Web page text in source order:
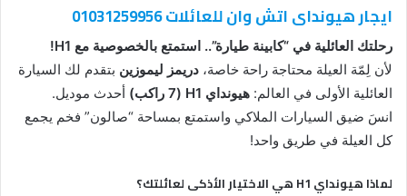
ايجار هيونداى اتش وان للعائلات 01031259956
رحلتك العائلية في “كابينة طيارة”.. استمتع بالخصوصية مع H1!
لأن لِمّة العيلة محتاجة راحة خاصة، دريمز ليموزين بتقدم لك السيارة
العائلية الأولى في العالم: هيونداي H1 (7 راكب)
أحدث موديل.
انسَ ضيق السيارات الملاكي واستمتع بمساحة “صالون” فخم يجمع
كل العيلة في طريق واحد!
لماذا هيونداي H1 هي الاختيار الأذكى لعائلتك؟